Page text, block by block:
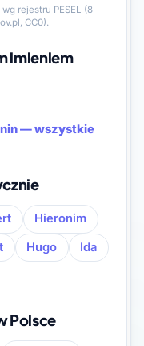
rejestru PESEL (8
CC0).
imieniem
— wszystkie
Hieronim
Hugo
Ida
Polsce